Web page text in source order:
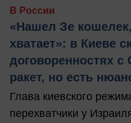
В России
«Нашел Зе
хватает»: в Киеве
договоренностях
ракет, но есть
Глава киевского
перехватчики у